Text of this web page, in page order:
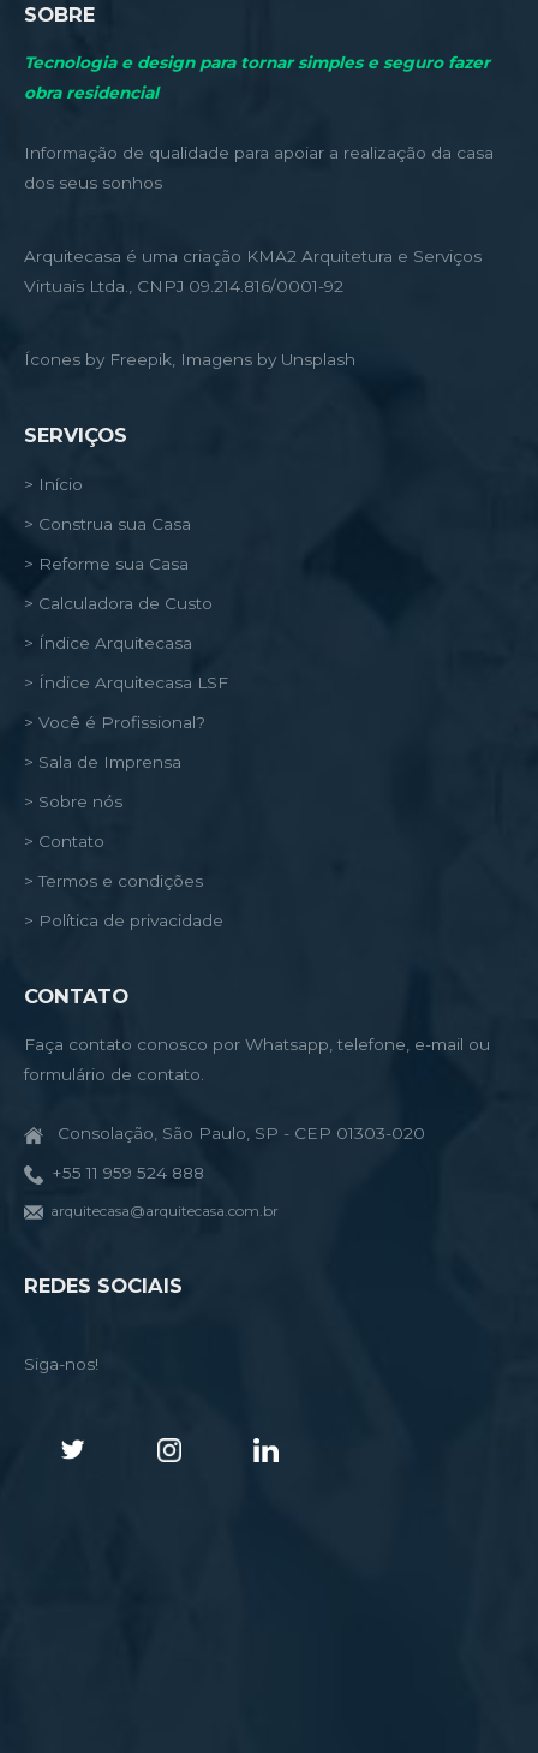
SOBRE
Tecnologia e design para tornar simples e seguro fazer
obra residencial
Informação de qualidade para apoiar a realização da casa
dos seus sonhos
Arquitecasa é uma criação KMA2 Arquitetura e Serviços
Virtuais Ltda., CNPJ 09.214.816/0001-92
Ícones by Freepik, Imagens by Unsplash
SERVIÇOS
> Início
> Construa sua Casa
> Reforme sua Casa
> Calculadora de Custo
> Índice Arquitecasa
> Índice Arquitecasa LSF
> Você é Profissional?
> Sala de Imprensa
> Sobre nós
> Contato
> Termos e condições
> Política de privacidade
CONTATO
Faça contato conosco por Whatsapp, telefone, e-mail ou
formulário de contato.
Consolação, São Paulo, SP - CEP 01303-020
+55 11 959 524 888
arquitecasa@arquitecasa.com.br
REDES SOCIAIS
Siga-nos!